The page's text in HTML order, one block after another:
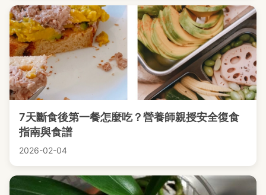
7天斷食後第一餐怎麼吃？營養師親授安全復食
指南與食譜
2026-02-04